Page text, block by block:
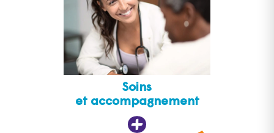
Soins
et accompagnement